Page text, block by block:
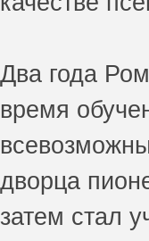
Два года
время
дворца
затем стал